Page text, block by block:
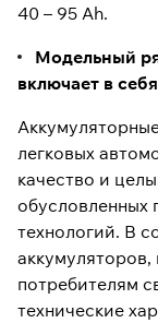
40 – 95 Ah.
Модельный
включает в
легковых
качество и
обусловленных
технологий. В
потребителям
технические